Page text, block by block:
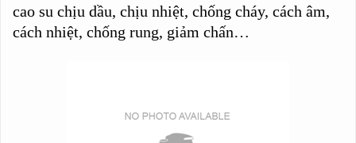
cao su chịu dầu, chịu nhiệt, chống cháy, cách âm,
cách nhiệt, chống rung, giảm chấn…